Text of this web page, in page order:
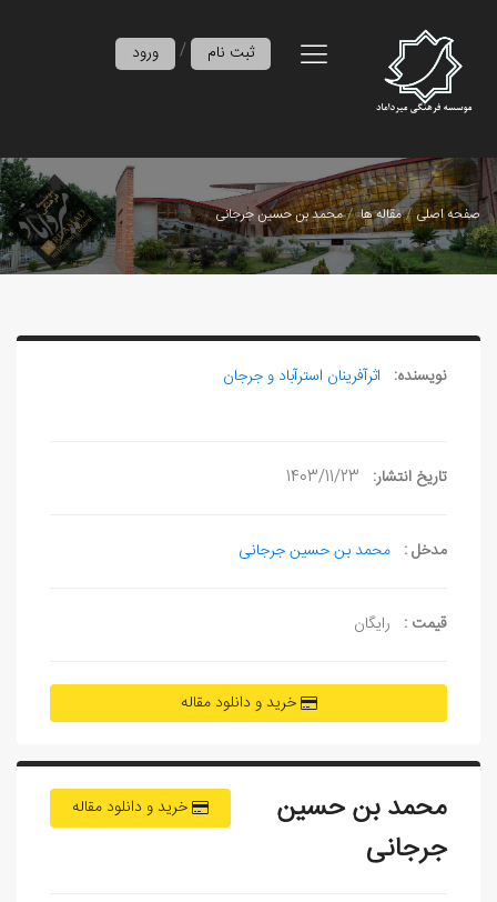
ورود / ثبت نام
صفحه اصلی مقاله ها محمد بن حسین جرجانی
نویسنده: اثرآفرينان استرآباد و جرجان
تاریخ انتشار: 1403/11/23
مدخل : محمد بن حسین جرجانی
قیمت : رایگان
خرید و دانلود مقاله
خرید و دانلود مقاله
محمد بن حسین
جرجانی